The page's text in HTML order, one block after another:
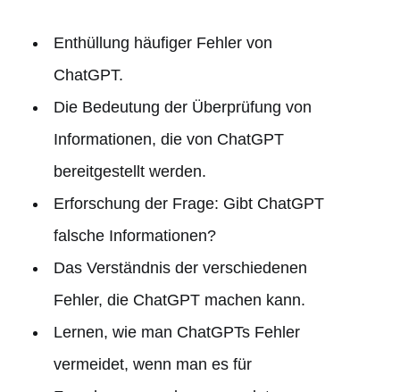
Enthüllung häufiger Fehler von
ChatGPT.
Die Bedeutung der Überprüfung von
Informationen, die von ChatGPT
bereitgestellt werden.
Erforschung der Frage: Gibt ChatGPT
falsche Informationen?
Das Verständnis der verschiedenen
Fehler, die ChatGPT machen kann.
Lernen, wie man ChatGPTs Fehler
vermeidet, wenn man es für